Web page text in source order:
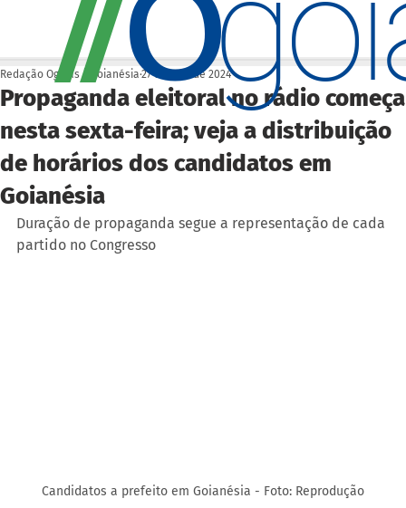
Propaganda eleitoral no rádio começa
nesta sexta-feira; veja a distribuição
de horários dos candidatos em
Goianésia
Redação Ogoiás | Goianésia 27 de ago. de 2024
Duração de propaganda segue a representação de cada
partido no Congresso
Candidatos a prefeito em Goianésia - Foto: Reprodução